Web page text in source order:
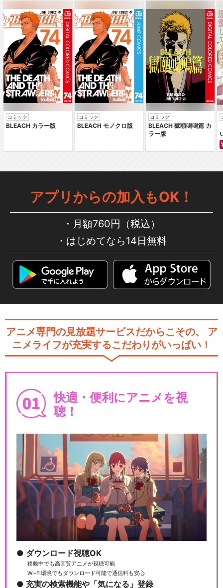
コミック
BLEACH カラー版
コミック
BLEACH モノクロ版
コミック
BLEACH 獄頤鳴鳴篇 カ
ラー版
アプリからの加入もOK！
月額760円（税込）
はじめてなら14日無料
アニメ専門の見放題サービスだからこその、
ア
ニメライフが充実するこだわりがいっぱい！
快適・便利にアニメを視
聴！
ダウンロード視聴OK
移動中でも高画質アニメが視聴可能
Wi-Fi環境でもダウンロード可能で通信料も安心
充実の検索機能や「気になる」登録